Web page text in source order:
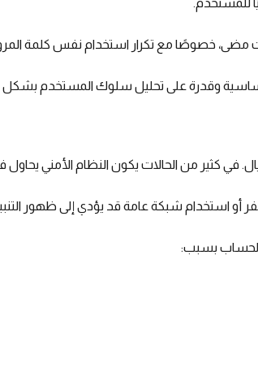
للمستخدم.
مضى، خصوصًا مع تكرار استخدام نفس كلمة
وقدرة على تحليل سلوك المستخدم
في كثير من الحالات يكون النظام الأمني يحاول
أو استخدام شبكة عامة قد يؤدي إلى ظهور
الحساب بسبب: